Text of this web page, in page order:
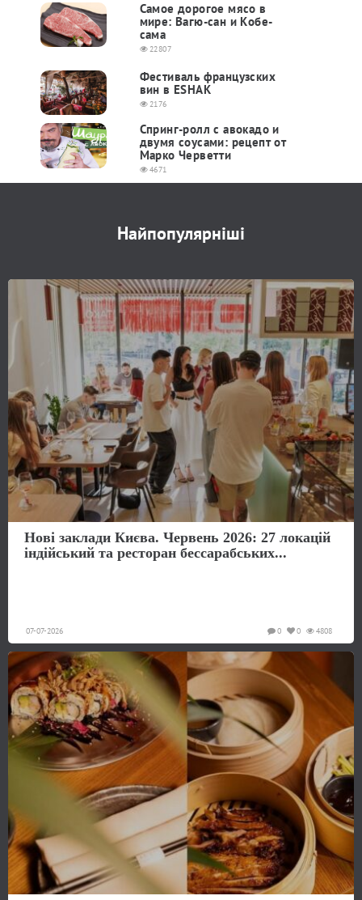
Самое дорогое мясо в
мире: Вагю-сан и Кобе-
сама
22807
Фестиваль французских
вин в ESHAK
2176
Спринг-ролл с авокадо и
двумя соусами: рецепт от
Марко Черветти
4671
Найпопулярніші
Нові заклади Києва. Червень 2026: 27 локацій
індійський та ресторан бессарабських...
07-07-2026 4808
0
0